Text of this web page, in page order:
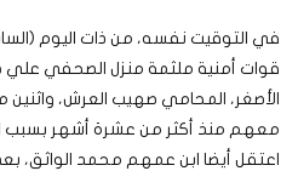
في التوقيت نفسه، من ذات اليوم
قوات أمنية ملثمة منزل الصحفي
الأصغر، المحامي صهيب العرش، واثنين
معهم منذ أكثر من عشرة أشهر بسبب
اعتقل أيضا ابن عمهم محمد الواثق،